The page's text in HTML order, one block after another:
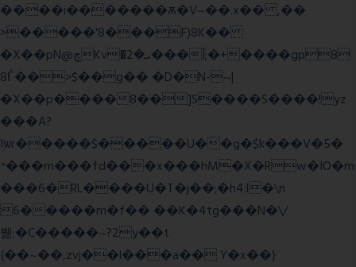
����i�������ѫ�V~��.x�� ,��
>�����'8���F)8K��
�X��pN@ڇKv�ܝ�2���Î;�+����gp8
8Ѓ��>$��g�� �D�N-~|
�X��p����8��]S����S����!yz
���A?
Iۭѡr�����$�����U��g�$k���V�5�
^���m���ߙd���x���hM�X�Rw�IO�m
���6�RL����U�T�j��;�h4:l�\n
6�����m�f�� ��K�4tg���N�\/
뷆;�C�����~?2y��t
{��~��,zvj��l���a�� Y�x��}